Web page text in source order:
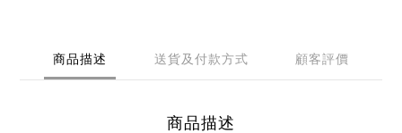
商品描述 送貨及付款方式 顧客評價
商品描述